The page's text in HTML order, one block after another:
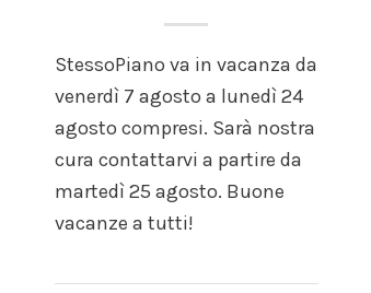
StessoPiano va in vacanza da
venerdì 7 agosto a lunedì 24
agosto compresi. Sarà nostra
cura contattarvi a partire da
martedì 25 agosto. Buone
vacanze a tutti!